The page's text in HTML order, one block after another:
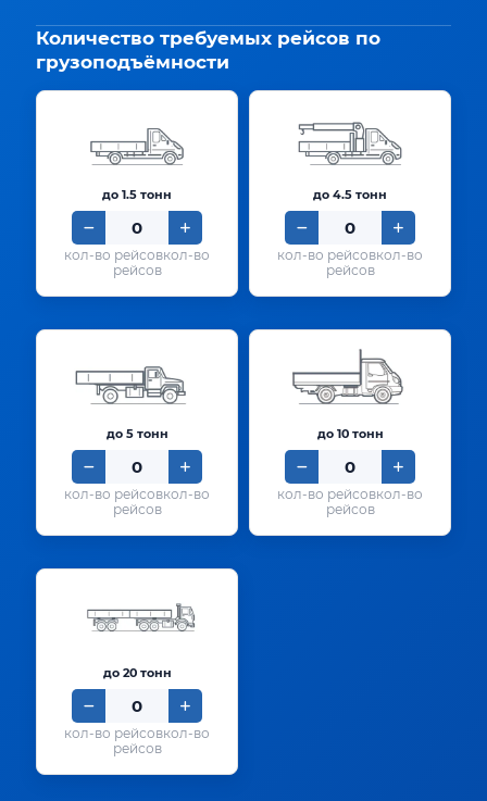
Количество требуемых рейсов по
грузоподъёмности
до 1.5 тонн
кол-во
рейсов
до 4.5 тонн
кол-во
рейсов
до 5 тонн
кол-во
рейсов
до 10 тонн
кол-во
рейсов
до 20 тонн
кол-во
рейсов